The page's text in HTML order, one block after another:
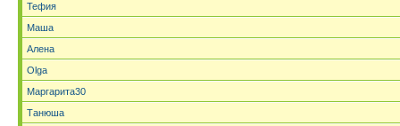
Тефия
Маша
Алена
Olga
Маргарита30
Танюша